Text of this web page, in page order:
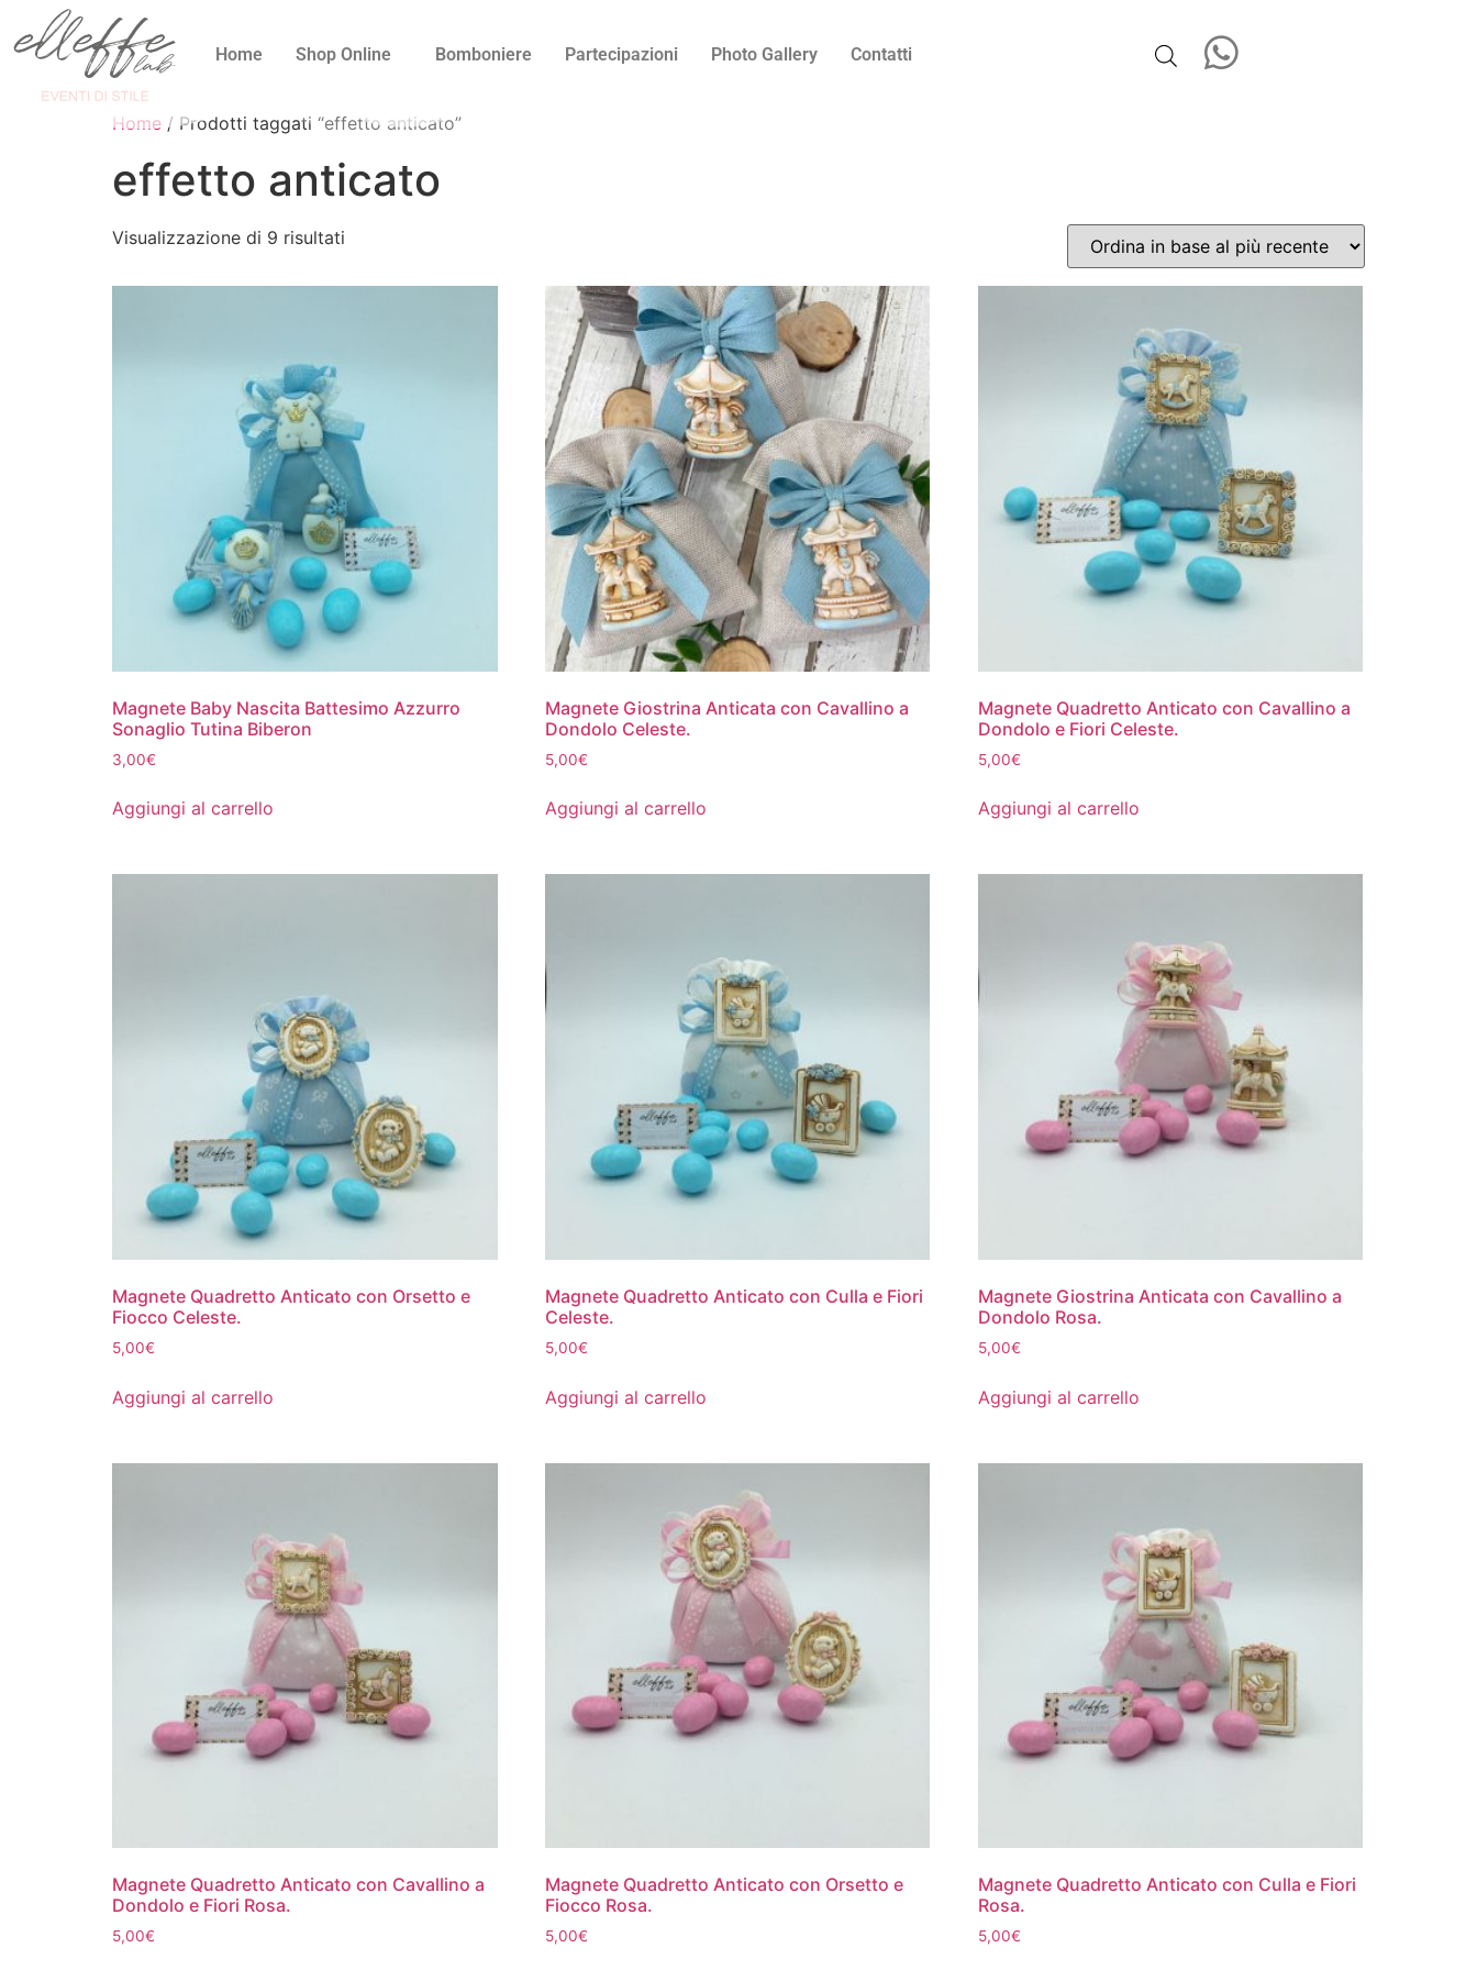
Home Shop Online Bomboniere Partecipazioni Photo Gallery Contatti
Home / Prodotti taggati “effetto anticato”
effetto anticato
Visualizzazione di 9 risultati
Magnete Baby Nascita Battesimo Azzurro
Sonaglio Tutina Biberon
3,00€
Aggiungi al carrello
Magnete Giostrina Anticata con Cavallino a
Dondolo Celeste.
5,00€
Aggiungi al carrello
Magnete Quadretto Anticato con Cavallino a
Dondolo e Fiori Celeste.
5,00€
Aggiungi al carrello
Magnete Quadretto Anticato con Orsetto e
Fiocco Celeste.
5,00€
Aggiungi al carrello
Magnete Quadretto Anticato con Culla e Fiori
Celeste.
5,00€
Aggiungi al carrello
Magnete Giostrina Anticata con Cavallino a
Dondolo Rosa.
5,00€
Aggiungi al carrello
Magnete Quadretto Anticato con Cavallino a
Dondolo e Fiori Rosa.
5,00€
Magnete Quadretto Anticato con Orsetto e
Fiocco Rosa.
5,00€
Magnete Quadretto Anticato con Culla e Fiori
Rosa.
5,00€